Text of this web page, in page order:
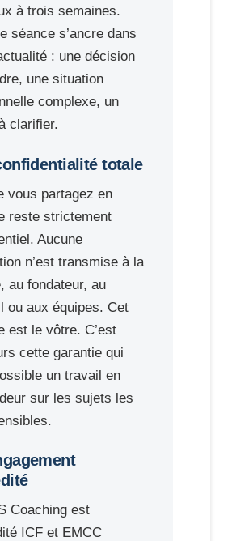
à trois semaines.
séance s’ancre dans
: une décision
une situation
complexe, un
clarifier.
totale
vous partagez en
reste strictement
Aucune
n’est transmise à la
au fondateur, au
ou aux équipes. Cet
est le vôtre. C’est
cette garantie qui
un travail en
sur les sujets les
Coaching est
ICF et EMCC